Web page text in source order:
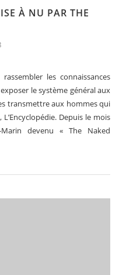
À NU PAR THE
les connaissances
le système général aux
transmettre aux hommes qui
Depuis le mois
devenu « The Naked